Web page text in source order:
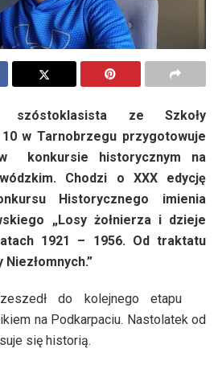
szóstoklasista ze Szkoły
w Tarnobrzegu przygotowuje
konkursie historycznym na
Chodzi o XXX edycję
Historycznego imienia
„Losy żołnierza i dzieje
1921 – 1956. Od traktatu
do kolejnego etapu
na Podkarpaciu. Nastolatek od
się historią.